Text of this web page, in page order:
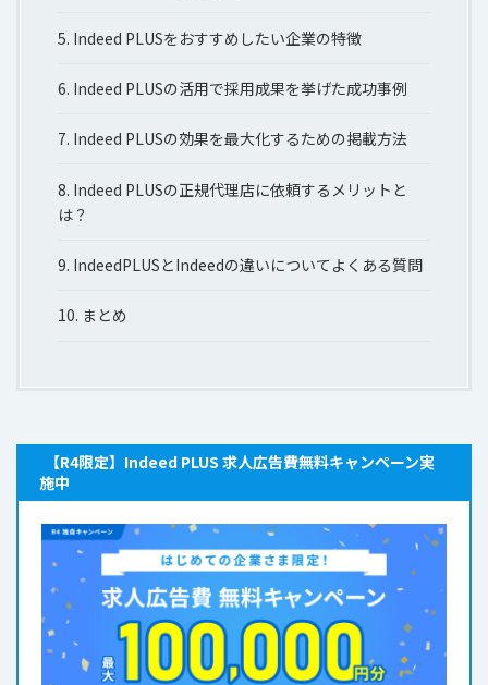
5. Indeed PLUSをおすすめしたい企業の特徴
6. Indeed PLUSの活用で採用成果を挙げた成功事例
7. Indeed PLUSの効果を最大化するための掲載方法
8. Indeed PLUSの正規代理店に依頼するメリットと
は？
9. IndeedPLUSとIndeedの違いについてよくある質問
10. まとめ
【R4限定】Indeed PLUS 求人広告費無料キャンペーン実
施中